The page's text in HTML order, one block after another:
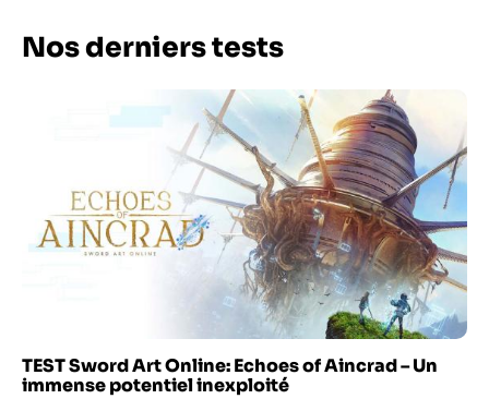
Nos derniers tests
TEST Sword Art Online: Echoes of Aincrad – Un
immense potentiel inexploité